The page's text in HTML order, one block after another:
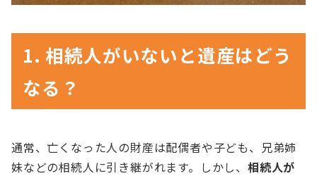
1. 相続人がいないと遺産はどう
なる？
通常、亡くなった人の財産は配偶者や子ども、兄弟姉
妹などの相続人に引き継がれます。しかし、 相続人が